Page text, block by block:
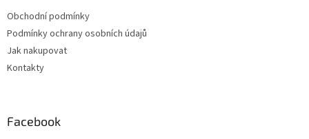
Obchodní podmínky
Podmínky ochrany osobních údajů
Jak nakupovat
Kontakty
Facebook